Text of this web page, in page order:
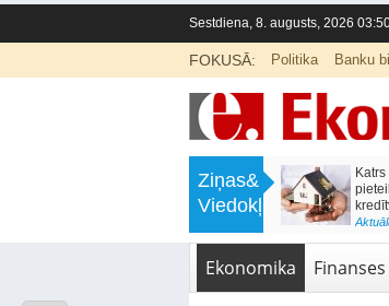
Sestdiena, 8. augusts, 2026
FOKUSĀ: Politika Banku
Ziņas&
Viedokļi
Naudas glabāšana mājās var izmaksāt
Ekonomika Finanses